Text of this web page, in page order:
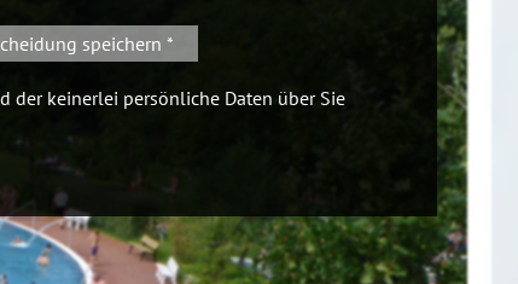
speichern *
der keinerlei persönliche Daten über Sie